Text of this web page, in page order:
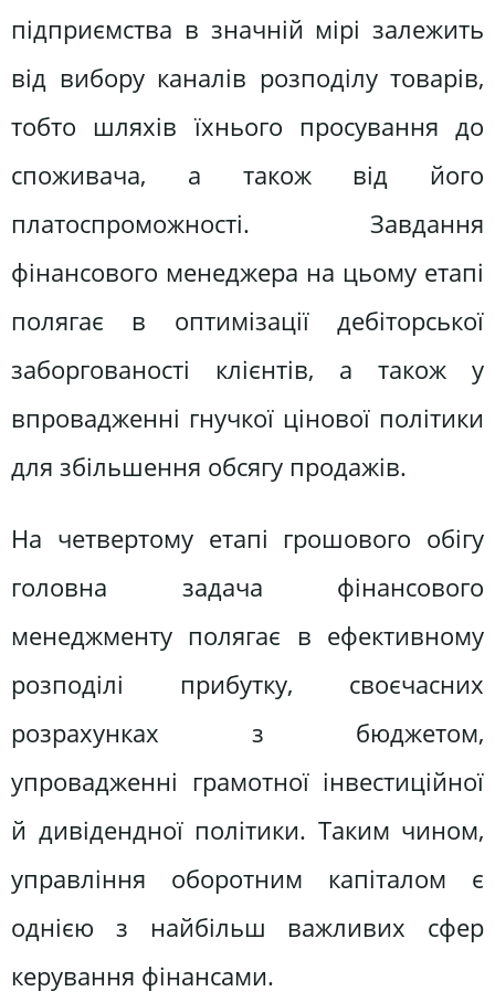
підприємства в значній мірі залежить
від вибору каналів розподілу товарів,
тобто шляхів їхнього просування до
споживача, а також від його
платоспроможності. Завдання
фінансового менеджера на цьому етапі
полягає в оптимізації дебіторської
заборгованості клієнтів, а також у
впровадженні гнучкої цінової політики
для збільшення обсягу продажів.
На четвертому етапі грошового обігу
головна задача фінансового
менеджменту полягає в ефективному
розподілі прибутку, своєчасних
розрахунках з бюджетом,
упровадженні грамотної інвестиційної
й дивідендної політики. Таким чином,
управління оборотним капіталом є
однією з найбільш важливих сфер
керування фінансами.